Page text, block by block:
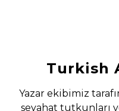
Turkish
Yazar ekibimiz
seyahat tutkunları